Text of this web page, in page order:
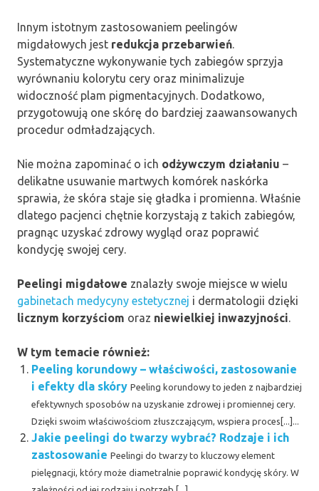
Innym istotnym zastosowaniem peelingów
migdałowych jest redukcja przebarwień.
Systematyczne wykonywanie tych zabiegów sprzyja
wyrównaniu kolorytu cery oraz minimalizuje
widoczność plam pigmentacyjnych. Dodatkowo,
przygotowują one skórę do bardziej zaawansowanych
procedur odmładzających.
Nie można zapominać o ich odżywczym działaniu –
delikatne usuwanie martwych komórek naskórka
sprawia, że skóra staje się gładka i promienna. Właśnie
dlatego pacjenci chętnie korzystają z takich zabiegów,
pragnąc uzyskać zdrowy wygląd oraz poprawić
kondycję swojej cery.
Peelingi migdałowe znalazły swoje miejsce w wielu
gabinetach medycyny estetycznej i dermatologii dzięki
licznym korzyściom oraz niewielkiej inwazyjności.
W tym temacie również:
Peeling korundowy – właściwości, zastosowanie
i efekty dla skóry Peeling korundowy to jeden z najbardziej
efektywnych sposobów na uzyskanie zdrowej i promiennej cery.
Dzięki swoim właściwościom złuszczającym, wspiera proces[...]...
Jakie peelingi do twarzy wybrać? Rodzaje i ich
zastosowanie Peelingi do twarzy to kluczowy element
pielęgnacji, który może diametralnie poprawić kondycję skóry. W